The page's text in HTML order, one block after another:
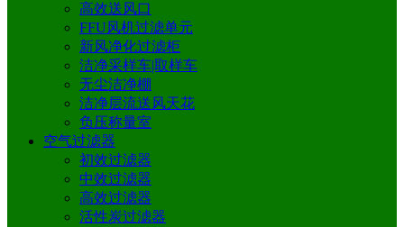
高效送风口
FFU风机过滤单元
新风净化过滤柜
洁净采样车|取样车
无尘洁净棚
洁净层流送风天花
负压称量室
空气过滤器
初效过滤器
中效过滤器
高效过滤器
活性炭过滤器